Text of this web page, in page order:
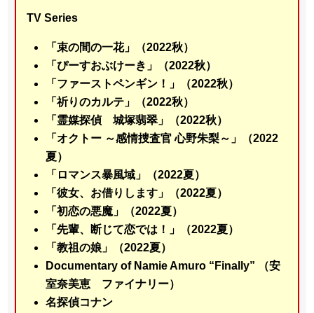
TV Series
「束の間の一花」（2022秋）
「ぴーすおぶけーき」（2022秋）
「ファーストペンギン！」（2022秋）
「祈りのカルテ」（2022秋）
「霊媒探偵 城塚翡翠」（2022秋）
「オクトー ～感情捜査官 心野朱梨～」（2022
夏）
「ロマンス暴風域」（2022夏）
「彼女、お借りします」（2022夏）
「初恋の悪魔」（2022夏）
「先輩、断じて恋では！」（2022夏）
「教祖の娘」（2022夏）
Documentary of Namie Amuro “Finally” （安
室奈美恵 ファイナリー）
名探偵コナン